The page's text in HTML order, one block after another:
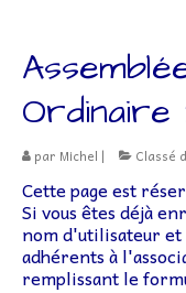
L’association
Espace
Organisation
Lettr’Infos
Embarquez
Ordinaire
par Michel | Classé
Cette page est
Si vous êtes déjà
nom d'utilisateur et
adhérents à
remplissant le